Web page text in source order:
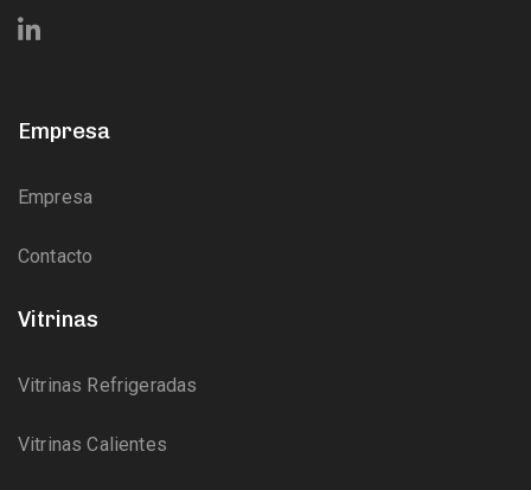
Empresa
Empresa
Contacto
Vitrinas
Vitrinas Refrigeradas
Vitrinas Calientes